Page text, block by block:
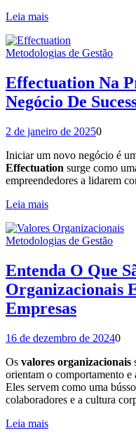
Leia mais
Metodologias de Gestão
Effectuation Na
Negócio De
2 de janeiro de 20250
Iniciar um novo negócio é
Effectuation surge como
empreendedores a lidarem
Leia mais
Metodologias de Gestão
Entenda O Que
Organizacionais
Empresas
16 de dezembro de 20240
Os valores organizacionais
orientam o comportamento e
Eles servem como uma
colaboradores e a cultura
Leia mais